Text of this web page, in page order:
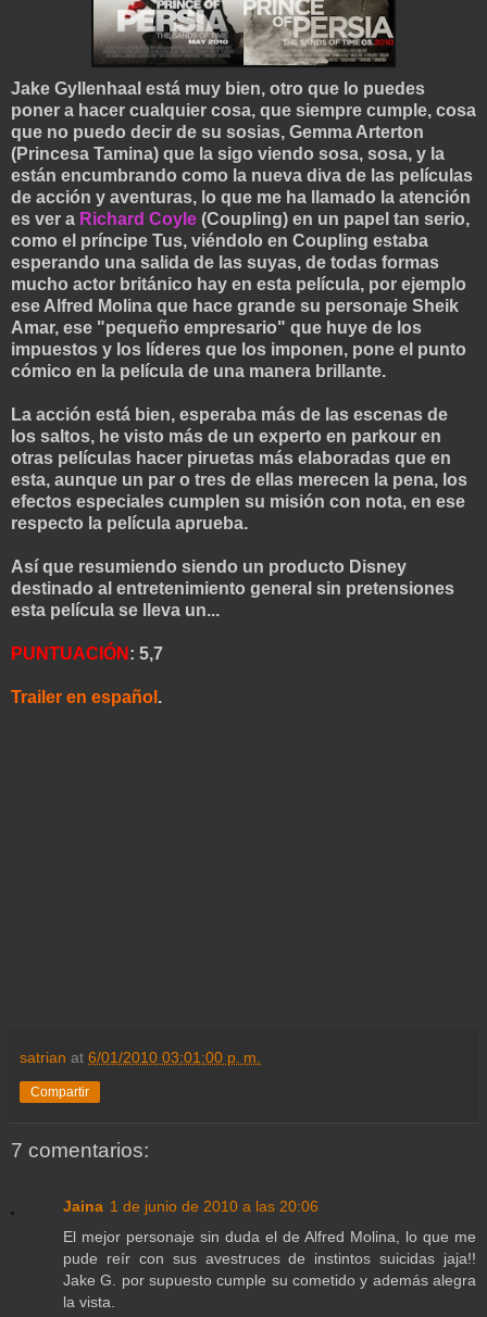
Jake Gyllenhaal está muy bien, otro que lo puedes
poner a hacer cualquier cosa, que siempre cumple, cosa
que no puedo decir de su sosias, Gemma Arterton
(Princesa Tamina) que la sigo viendo sosa, sosa, y la
están encumbrando como la nueva diva de las películas
de acción y aventuras, lo que me ha llamado la atención
es ver a Richard Coyle (Coupling) en un papel tan serio,
como el príncipe Tus, viéndolo en Coupling estaba
esperando una salida de las suyas, de todas formas
mucho actor británico hay en esta película, por ejemplo
ese Alfred Molina que hace grande su personaje Sheik
Amar, ese "pequeño empresario" que huye de los
impuestos y los líderes que los imponen, pone el punto
cómico en la película de una manera brillante.
La acción está bien, esperaba más de las escenas de
los saltos, he visto más de un experto en parkour en
otras películas hacer piruetas más elaboradas que en
esta, aunque un par o tres de ellas merecen la pena, los
efectos especiales cumplen su misión con nota, en ese
respecto la película aprueba.
Así que resumiendo siendo un producto Disney
destinado al entretenimiento general sin pretensiones
esta película se lleva un...
PUNTUACIÓN : 5,7
Trailer en español .
satrian at 6/01/2010 03:01:00 p. m.
Compartir
7 comentarios:
Jaina 1 de junio de 2010 a las 20:06
El mejor personaje sin duda el de Alfred Molina, lo que me
pude reír con sus avestruces de instintos suicidas jaja!!
Jake G. por supuesto cumple su cometido y además alegra
la vista.